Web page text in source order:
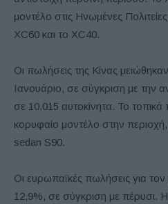
μοντέλο στις Ηνωμένες
XC60 και το XC40.
Οι πωλήσεις της Κίνας
Ιανουάριο, σε σύγκριση με την
σε 10.015 αυτοκίνητα. Το
κορυφαίο μοντέλο στην
sedan S90.
Οι ευρωπαϊκές πωλήσεις για
12,9%, σε σύγκριση με πέρυσι.